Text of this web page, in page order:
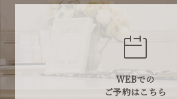
WEBでの
ご予約はこちら